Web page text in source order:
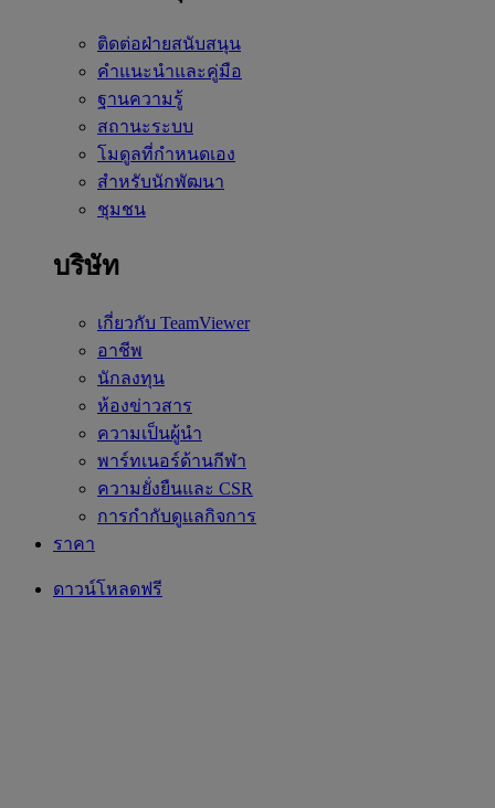
ติดต่อฝ่ายสนับสนุน
คำแนะนำและคู่มือ
ฐานความรู้
สถานะระบบ
โมดูลที่กำหนดเอง
สำหรับนักพัฒนา
ชุมชน
บริษัท
เกี่ยวกับ TeamViewer
อาชีพ
นักลงทุน
ห้องข่าวสาร
ความเป็นผู้นำ
พาร์ทเนอร์ด้านกีฬา
ความยั่งยืนและ CSR
การกำกับดูแลกิจการ
ราคา
ดาวน์โหลดฟรี